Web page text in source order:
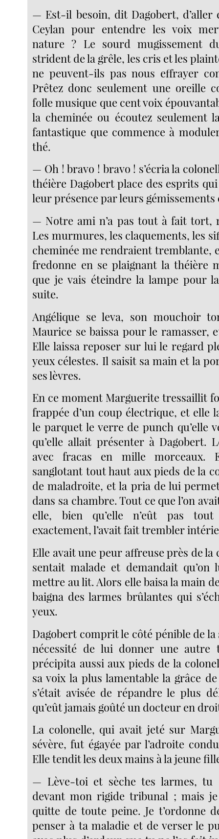
— Est-il besoin, dit Dagobert, d’aller
Ceylan pour entendre les voix
nature ? Le sourd mugissement
strident de la grêle, les cris et les
ne peuvent-ils pas nous effrayer
Prêtez donc seulement une oreille
folle musique que cent voix
la cheminée ou écoutez seulement
fantastique que commence à
thé.
— Oh ! bravo ! bravo ! s’écria la
théière Dagobert place des esprits
leur présence par leurs gémissements
— Notre ami n’a pas tout à fait tort,
Les murmures, les claquements, les
cheminée me rendraient tremblante,
fredonne en se plaignant la théière
que je vais éteindre la lampe pour
suite.
Angélique se leva, son mouchoir
Maurice se baissa pour le ramasser,
Elle laissa reposer sur lui le regard
yeux célestes. Il saisit sa main et la
ses lèvres.
En ce moment Marguerite tressaillit
frappée d’un coup électrique, et elle
le parquet le verre de punch qu’elle
qu’elle allait présenter à Dagobert.
avec fracas en mille morceaux.
sanglotant tout haut aux pieds de la
de maladroite, et la pria de lui
dans sa chambre. Tout ce que l’on
elle, bien qu’elle n’eût pas
exactement, l’avait fait trembler
Elle avait une peur affreuse près de la
sentait malade et demandait
mettre au lit. Alors elle baisa la main
baigna des larmes brûlantes qui
yeux.
Dagobert comprit le côté pénible de la
nécessité de lui donner une
précipita aussi aux pieds de la
sa voix la plus lamentable la grâce
s’était avisée de répandre le plus
qu’eût jamais goûté un docteur en
La colonelle, qui avait jeté sur
sévère, fut égayée par l’adroite
Elle tendit les deux mains à la jeune
— Lève-toi et sèche tes larmes, tu
devant mon rigide tribunal ; mais
quitte de toute peine. Je t’ordonne
penser à ta maladie et de verser le